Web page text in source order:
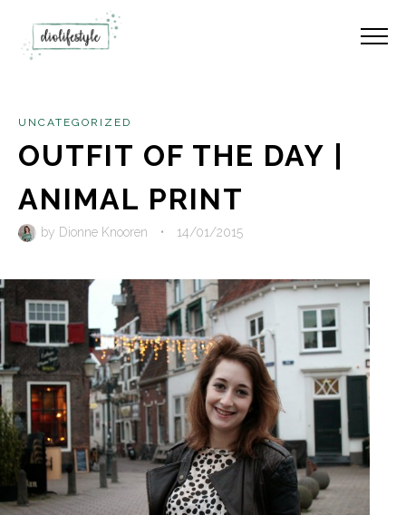
UNCATEGORIZED
OUTFIT OF THE DAY |
ANIMAL PRINT
by Dionne Knooren • 14/01/2015